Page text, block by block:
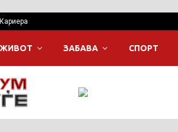
Кариера
ЖИВОТ ЗАБАВА СПОРТ